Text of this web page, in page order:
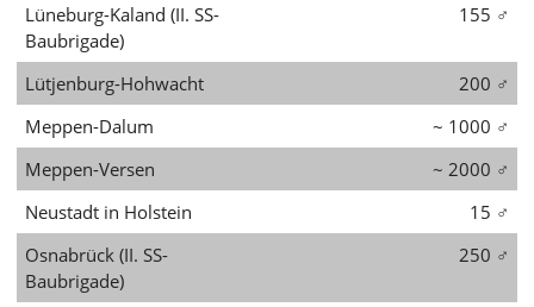
Lüneburg-Kaland (II. SS-
Baubrigade)
155 ♂
Lütjenburg-Hohwacht 200 ♂
Meppen-Dalum
~ 1000 ♂
Meppen-Versen
~ 2000 ♂
Neustadt in Holstein
15 ♂
Osnabrück (II. SS-
Baubrigade)
250 ♂